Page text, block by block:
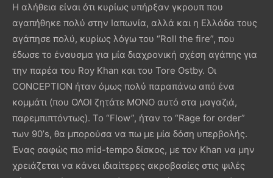
Η αλήθεια είναι ότι κυρίως υπήρξαν γκρουπ που
αγαπήθηκε πολύ στην Ιαπωνία, αλλά και η Ελλάδα τους
αγάπησε πολύ, κυρίως λόγω του “Roll the fire”, που
έδωσε το έναυσμα για μία διαχρονική σχέση αγάπης για
την παρέα του Roy Khan και του Tore Ostby. Οι
CONCEPTION ήταν όμως πολύ παραπάνω από ένα
κομμάτι (που ΟΛΟΙ ζητάτε ΜΟΝΟ αυτό στα μαγαζιά,
παρεμπιπτόντως). Το “Flow”, ήταν το “Rage for order”
των 90’s, θα μπορούσα να πω με μία δόση υπερβολής.
Ένας σαφώς πιο mid-tempo δίσκος, με τον Khan να μην
χρειάζεται να κάνει ιδιαίτερες ακροβασίες στις ψιλές